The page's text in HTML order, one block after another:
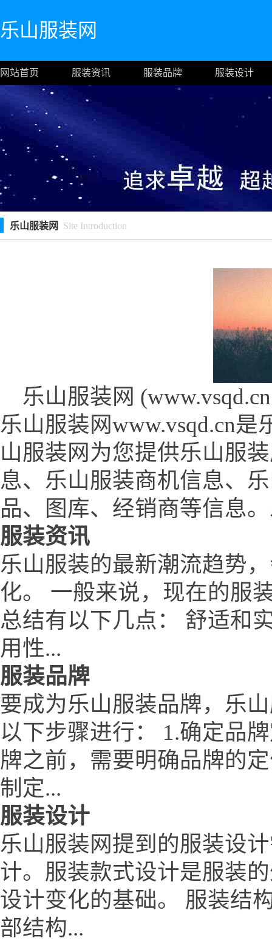
乐山服装网
网站首页 服装资讯 服装品牌 服装设计
乐山服装网 Site Introduction
乐山服装网
乐山服装网www.vsqd.cn
山服装网为您提供乐山服
息、乐山服装商机信息、
品、图库、经销商等信息
服装资讯
乐山服装的最新潮流趋势
化。 一般来说，现在的服
总结有以下几点： 舒适和
用性...
服装品牌
要成为乐山服装品牌，乐
以下步骤进行： 1.确定品
牌之前，需要明确品牌的
制定...
服装设计
乐山服装网提到的服装设
计。服装款式设计是服装
设计变化的基础。 服装结
部结构...